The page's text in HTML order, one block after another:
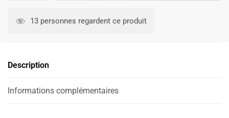
Exterieur
2025
13 personnes regardent ce produit
Description
Informations complémentaires